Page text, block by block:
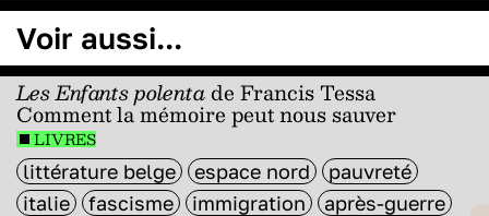
Voir aussi...
Les Enfants polentade Francis Tessa
Comment la mémoire peut nous sauver
LIVRES
littérature belge espace nord
pauvreté
italie
fascisme immigration
après-guerre